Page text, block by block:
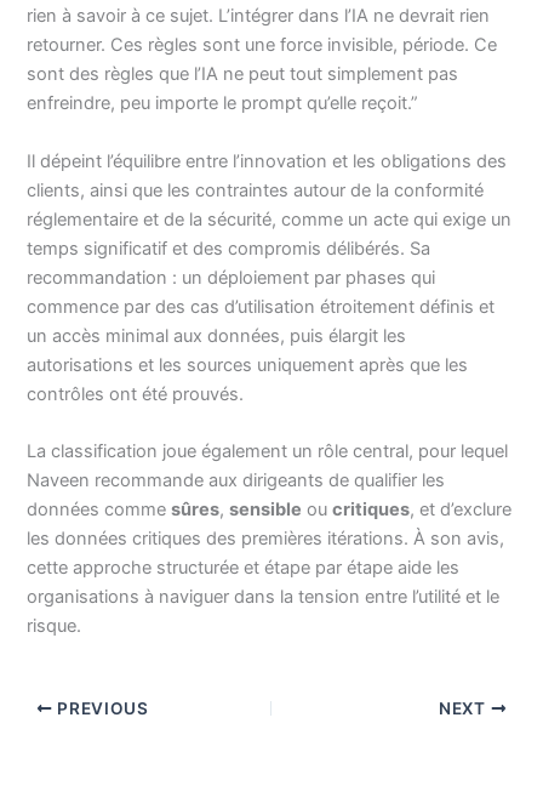
rien à savoir à ce sujet. L’intégrer dans l’IA ne devrait rien
retourner. Ces règles sont une force invisible, période. Ce
sont des règles que l’IA ne peut tout simplement pas
enfreindre, peu importe le prompt qu’elle reçoit.”
Il dépeint l’équilibre entre l’innovation et les obligations des
clients, ainsi que les contraintes autour de la conformité
réglementaire et de la sécurité, comme un acte qui exige un
temps significatif et des compromis délibérés. Sa
recommandation : un déploiement par phases qui
commence par des cas d’utilisation étroitement définis et
un accès minimal aux données, puis élargit les
autorisations et les sources uniquement après que les
contrôles ont été prouvés.
La classification joue également un rôle central, pour lequel
Naveen recommande aux dirigeants de qualifier les
données commesûres,sensible oucritiques, et d’exclure
les données critiques des premières itérations. À son avis,
cette approche structurée et étape par étape aide les
organisations à naviguer dans la tension entre l’utilité et le
risque.
PREVIOUS NEXT